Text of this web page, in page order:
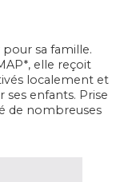
pour sa famille.
elle reçoit
localement et
ses enfants. Prise
de nombreuses